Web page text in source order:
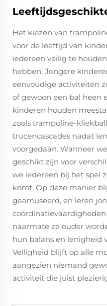
Het kiezen van
voor de leeftijd van
iedereen veilig te
hebben. Jongere
eenvoudige activiteiten
of gewoon een bal heen
kinderen houden
zoals trampoline-
trucencascades nadat
voorgedaan. Wanneer
geschikt zijn voor
we iedereen bij het spel
komt. Op deze manier
geamuseerd, en leren
naarmate ze ouder
hun balans en lenigheid
Veiligheid blijft op alle
aangezien niemand
activiteit die juist